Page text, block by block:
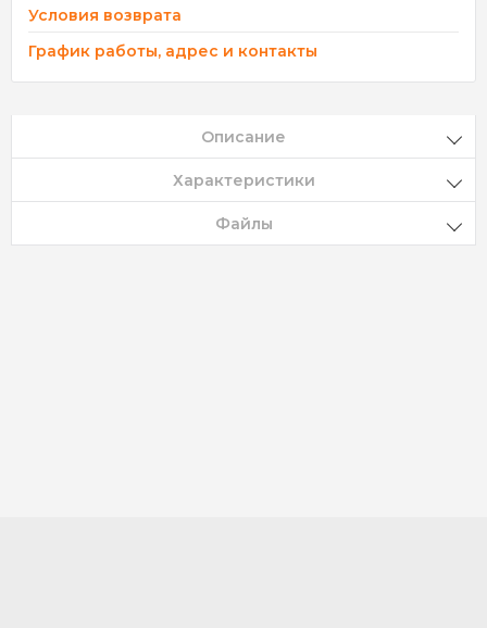
Условия возврата
График работы, адрес и контакты
Описание
Характеристики
Файлы